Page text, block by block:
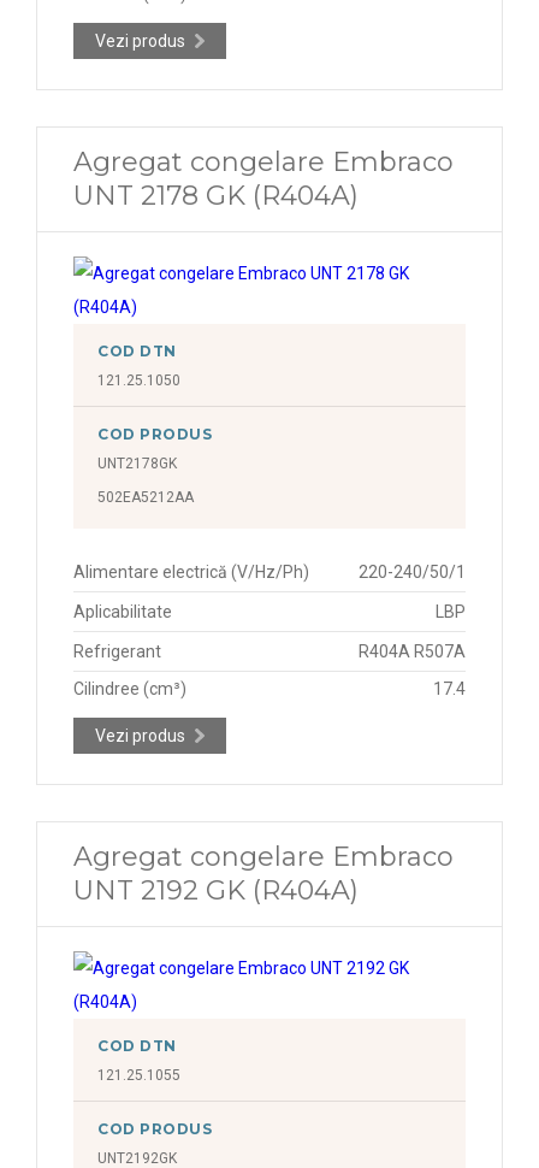
Vezi produs
Agregat congelare Embraco
UNT 2178 GK (R404A)
COD DTN
121.25.1050
COD PRODUS
UNT2178GK
502EA5212AA
Alimentare electrică (V/Hz/Ph) 220-240/50/1
Aplicabilitate LBP
Refrigerant
R404A R507A
Cilindree (cm³)
17.4
Vezi produs
Agregat congelare Embraco
UNT 2192 GK (R404A)
COD DTN
121.25.1055
COD PRODUS
UNT2192GK